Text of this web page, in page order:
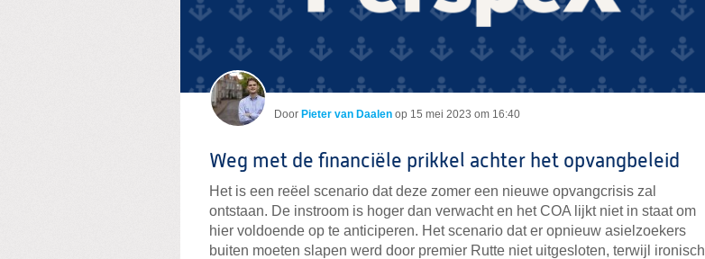
Door Pieter van Daalen op 15 mei 2023 om 16:40
Weg met de financiële prikkel achter het opvangbeleid
Het is een reëel scenario dat deze zomer een nieuwe opvangcrisis zal
ontstaan. De instroom is hoger dan verwacht en het COA lijkt niet in staat om
hier voldoende op te anticiperen. Het scenario dat er opnieuw asielzoekers
buiten moeten slapen werd door premier Rutte niet uitgesloten, terwijl ironisch